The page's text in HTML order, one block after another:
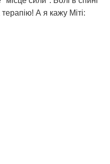
А я кажу Міті: